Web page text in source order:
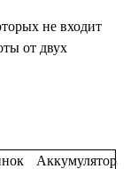
не входит
от двух
Аккумулятор